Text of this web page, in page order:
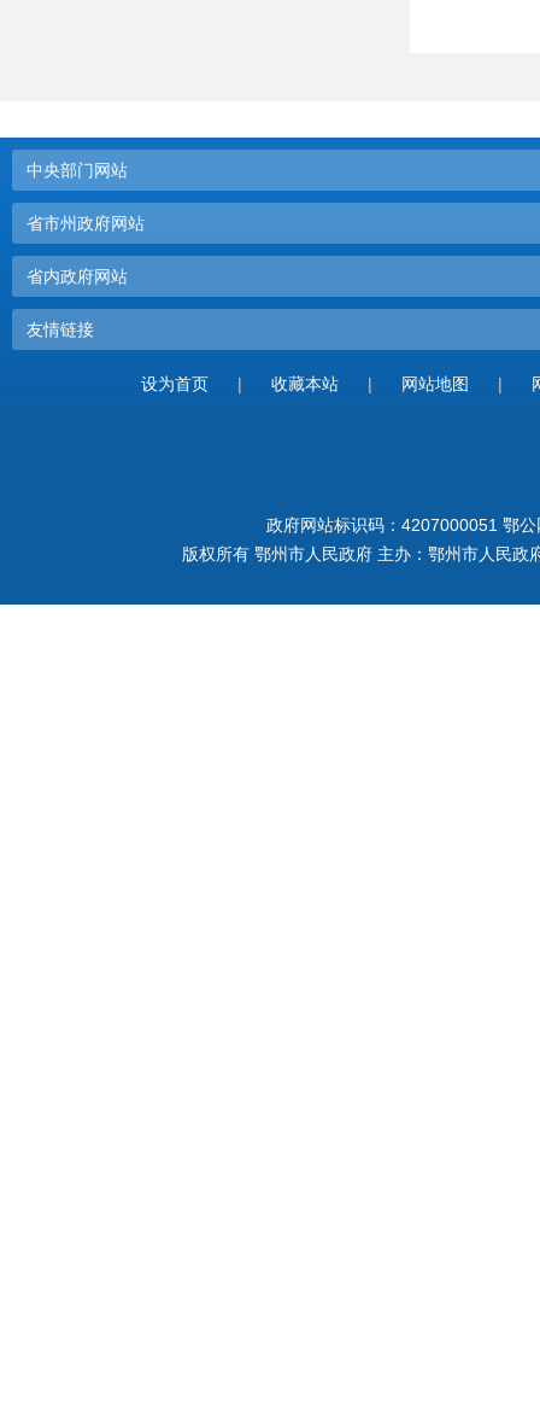
中央部门网站
省市州政府网站
省内政府网站
友情链接
设为首页 | 收藏本站 | 网站地图 |
政府网站标识码：4207000051 鄂
版权所有 鄂州市人民政府 主办：鄂州市人民